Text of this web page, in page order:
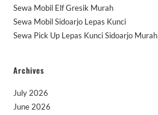
Sewa Mobil Elf Gresik Murah
Sewa Mobil Sidoarjo Lepas Kunci
Sewa Pick Up Lepas Kunci Sidoarjo Murah
Archives
July 2026
June 2026